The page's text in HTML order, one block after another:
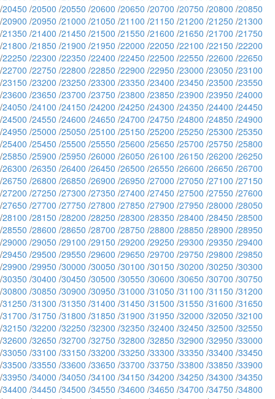
/20450 /20500 /20550 /20600 /20650 /20700 /20750 /20800 /20850
/20900 /20950 /21000 /21050 /21100 /21150 /21200 /21250 /21300
/21350 /21400 /21450 /21500 /21550 /21600 /21650 /21700 /21750
/21800 /21850 /21900 /21950 /22000 /22050 /22100 /22150 /22200
/22250 /22300 /22350 /22400 /22450 /22500 /22550 /22600 /22650
/22700 /22750 /22800 /22850 /22900 /22950 /23000 /23050 /23100
/23150 /23200 /23250 /23300 /23350 /23400 /23450 /23500 /23550
/23600 /23650 /23700 /23750 /23800 /23850 /23900 /23950 /24000
/24050 /24100 /24150 /24200 /24250 /24300 /24350 /24400 /24450
/24500 /24550 /24600 /24650 /24700 /24750 /24800 /24850 /24900
/24950 /25000 /25050 /25100 /25150 /25200 /25250 /25300 /25350
/25400 /25450 /25500 /25550 /25600 /25650 /25700 /25750 /25800
/25850 /25900 /25950 /26000 /26050 /26100 /26150 /26200 /26250
/26300 /26350 /26400 /26450 /26500 /26550 /26600 /26650 /26700
/26750 /26800 /26850 /26900 /26950 /27000 /27050 /27100 /27150
/27200 /27250 /27300 /27350 /27400 /27450 /27500 /27550 /27600
/27650 /27700 /27750 /27800 /27850 /27900 /27950 /28000 /28050
/28100 /28150 /28200 /28250 /28300 /28350 /28400 /28450 /28500
/28550 /28600 /28650 /28700 /28750 /28800 /28850 /28900 /28950
/29000 /29050 /29100 /29150 /29200 /29250 /29300 /29350 /29400
/29450 /29500 /29550 /29600 /29650 /29700 /29750 /29800 /29850
/29900 /29950 /30000 /30050 /30100 /30150 /30200 /30250 /30300
/30350 /30400 /30450 /30500 /30550 /30600 /30650 /30700 /30750
/30800 /30850 /30900 /30950 /31000 /31050 /31100 /31150 /31200
/31250 /31300 /31350 /31400 /31450 /31500 /31550 /31600 /31650
/31700 /31750 /31800 /31850 /31900 /31950 /32000 /32050 /32100
/32150 /32200 /32250 /32300 /32350 /32400 /32450 /32500 /32550
/32600 /32650 /32700 /32750 /32800 /32850 /32900 /32950 /33000
/33050 /33100 /33150 /33200 /33250 /33300 /33350 /33400 /33450
/33500 /33550 /33600 /33650 /33700 /33750 /33800 /33850 /33900
/33950 /34000 /34050 /34100 /34150 /34200 /34250 /34300 /34350
/34400 /34450 /34500 /34550 /34600 /34650 /34700 /34750 /34800